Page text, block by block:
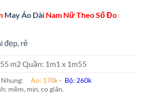
May Áo DàiNam Nữ Theo Số Đo
đẹp, rẻ
m2 Quần: 1m1 x 1m55
Nhung: Áo: 170k- Bộ: 260k
mềm, mịn, co giãn.